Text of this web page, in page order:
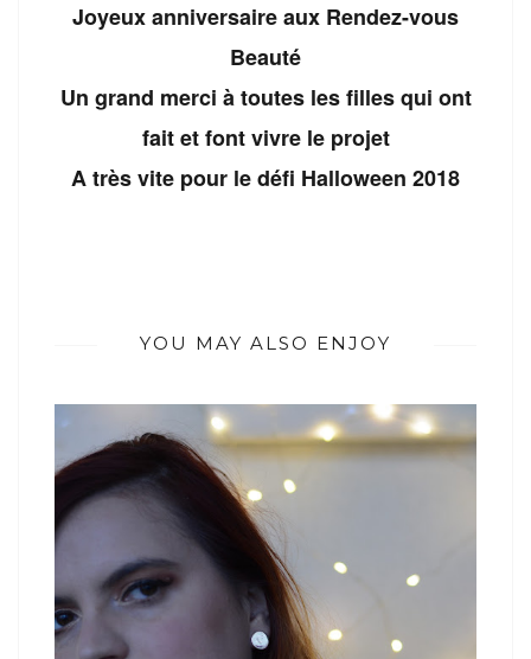
Joyeux anniversaire aux Rendez-vous
Beauté
Un grand merci à toutes les filles qui ont
fait et font vivre le projet
A très vite pour le défi Halloween 2018
YOU MAY ALSO ENJOY